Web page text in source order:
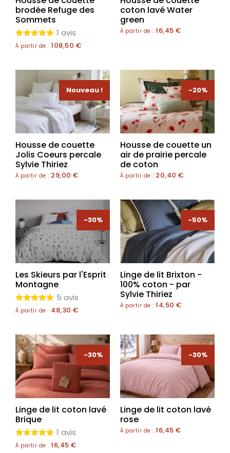
brodée Refuge des
Sommets
1 avis
À partir de : 108,50 €
coton lavé Water
green
À partir de : 16,45 €
Nouveau !
Housse de couette
Jolis Coeurs percale
Sylvie Thiriez
À partir de : 29,00 €
-20%
Housse de couette un
air de prairie percale
de coton
À partir de : 20,40 €
-30%
Les Skieurs par l'Esprit
Montagne
5 avis
À partir de : 48,30 €
-50%
Linge de lit Brixton -
100% coton - par
Sylvie Thiriez
À partir de : 14,50 €
-30%
Linge de lit coton lavé
Brique
1 avis
À partir de : 16,45 €
-30%
Linge de lit coton lavé
rose
À partir de : 16,45 €